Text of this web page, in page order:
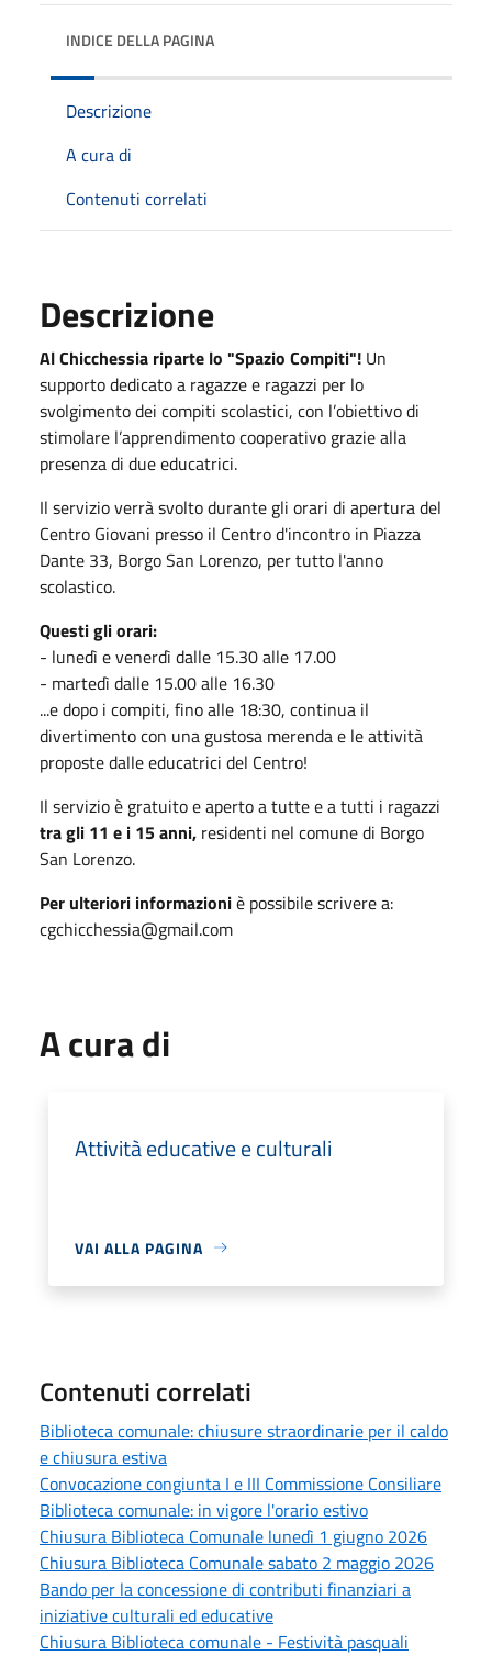
INDICE DELLA PAGINA
Descrizione
A cura di
Contenuti correlati
Descrizione
Al Chicchessia riparte lo "Spazio Compiti"! Un
supporto dedicato a ragazze e ragazzi per lo
svolgimento dei compiti scolastici, con l’obiettivo di
stimolare l’apprendimento cooperativo grazie alla
presenza di due educatrici.
Il servizio verrà svolto durante gli orari di apertura del
Centro Giovani presso il Centro d'incontro in Piazza
Dante 33, Borgo San Lorenzo, per tutto l'anno
scolastico.
Questi gli orari:
- lunedì e venerdì dalle 15.30 alle 17.00
- martedì dalle 15.00 alle 16.30
...e dopo i compiti, fino alle 18:30, continua il
divertimento con una gustosa merenda e le attività
proposte dalle educatrici del Centro!
Il servizio è gratuito e aperto a tutte e a tutti i ragazzi
tra gli 11 e i 15 anni, residenti nel comune di Borgo
San Lorenzo.
Per ulteriori informazioniè possibile scrivere a:
cgchicchessia@gmail.com
A cura di
Attività educative e culturali
VAI ALLA PAGINA
Contenuti correlati
Biblioteca comunale: chiusure straordinarie per il caldo
e chiusura estiva
Convocazione congiunta I e III Commissione Consiliare
Biblioteca comunale: in vigore l'orario estivo
Chiusura Biblioteca Comunale lunedì 1 giugno 2026
Chiusura Biblioteca Comunale sabato 2 maggio 2026
Bando per la concessione di contributi finanziari a
iniziative culturali ed educative
Chiusura Biblioteca comunale - Festività pasquali